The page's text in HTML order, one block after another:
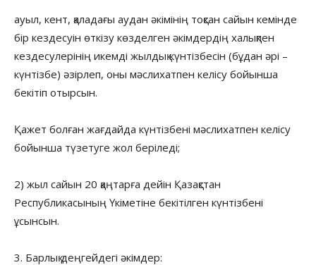
ауыл, кент, қаладағы аудан әкімінің тоқсан сайын кемінде
бір кездесуін өткізу көзделген әкімдердің халықпен
кездесулерінің икемді жылдық күнтізбесін (бұдан әрі –
күнтізбе) әзірлеп, оны мәслихатпен келісу бойынша
бекітіп отырсын.
Қажет болған жағдайда күнтізбені мәслихатпен келісу
бойынша түзетуге жол беріледі;
2) жыл сайын 20 қаңтарға дейін Қазақстан
Республикасының Үкіметіне бекітілген күнтізбені
ұсынсын.
3. Барлық деңгейдегі әкімдер: